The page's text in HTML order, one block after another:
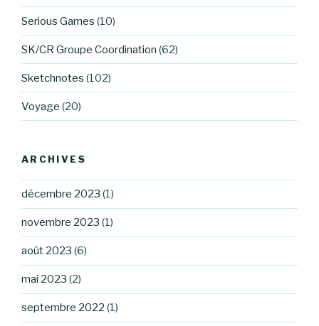
Serious Games (10)
SK/CR Groupe Coordination (62)
Sketchnotes (102)
Voyage (20)
ARCHIVES
décembre 2023 (1)
novembre 2023 (1)
août 2023 (6)
mai 2023 (2)
septembre 2022 (1)